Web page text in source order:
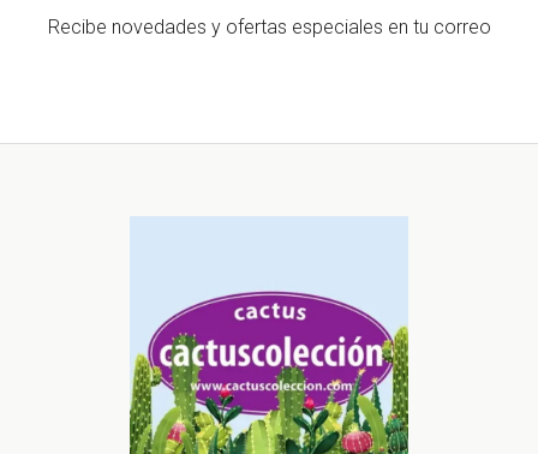
Recibe novedades y ofertas especiales en tu correo